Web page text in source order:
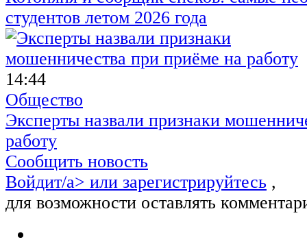
студентов летом 2026 года
14:44
Общество
Эксперты назвали признаки
работу
Сообщить новость
Войдит/a> или зарегистрируйтесь ,
для возможности оставлять